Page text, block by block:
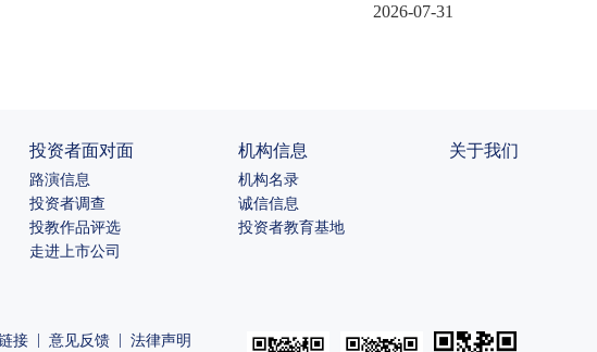
2026-07-31
投资者面对面
路演信息
投资者调查
投教作品评选
走进上市公司
机构信息
机构名录
诚信信息
投资者教育基地
关于我们
接 意见反馈 法律声明